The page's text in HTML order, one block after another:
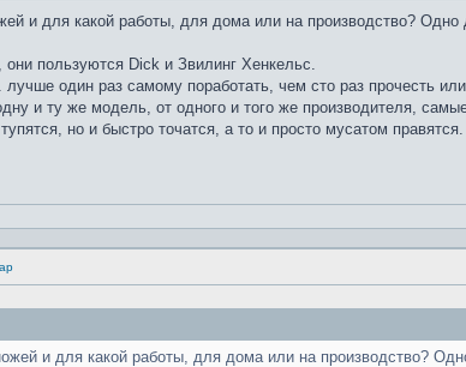
и для какой работы, для дома или на производство?
пользуются Dick и Звилинг Хенкельс.
один раз самому поработать, чем сто раз прочесть
и ту же модель, от одного и того же производителя,
но и быстро точатся, а то и просто мусатом
и для какой работы, для дома или на производство?